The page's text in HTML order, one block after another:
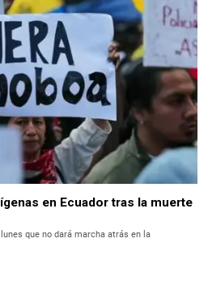
en Ecuador tras la muerte
que no dará marcha atrás en la